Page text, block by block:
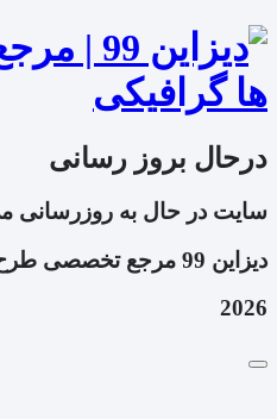
درحال بروز رسانی
سایت در حال به روزرسانی
دیزاین 99 مرجع تخصصی طرح های گرافیکی
2026